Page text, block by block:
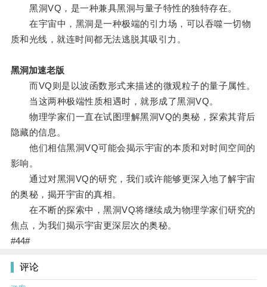
黑洞VQ，是一种兼具黑洞与量子特性的独特存在。
在宇宙中，黑洞是一种极端的引力场，可以吞噬一切物
质和光线，就连时间都无法逃脱其吸引力。
黑洞加速老版
而VQ则是以波函数形式来描述的微观粒子的量子属性。
当这两种极端性质相遇时，就形成了黑洞VQ。
物理学家们一直在试图理解黑洞VQ的奥秘，探索其背后
隐藏的信息。
他们相信黑洞VQ可能会揭示宇宙的本质和对时间空间的
影响。
通过对黑洞VQ的研究，我们或许能够更深入地了解宇宙
的奥秘，揭开宇宙的真相。
在不断的探索中，黑洞VQ将继续成为物理学家们研究的
焦点，为我们揭示宇宙更深层次的奥秘。
#44#
评论